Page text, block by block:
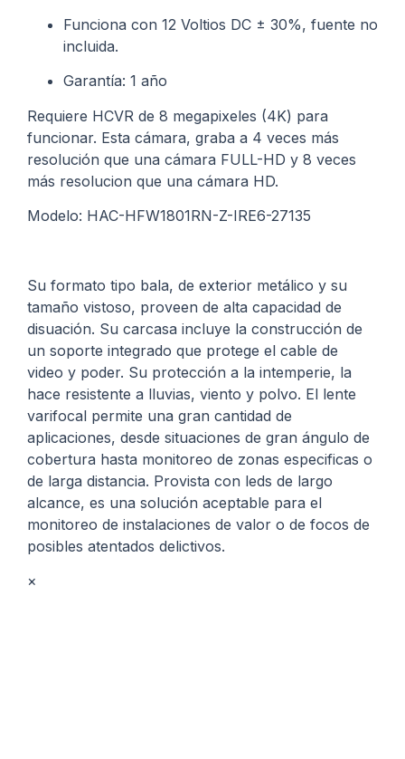
Funciona con 12 Voltios DC ± 30%, fuente no
incluida.
Garantía: 1 año
Requiere HCVR de 8 megapixeles (4K) para
funcionar. Esta cámara, graba a 4 veces más
resolución que una cámara FULL-HD y 8 veces
más resolucion que una cámara HD.
Modelo: HAC-HFW1801RN-Z-IRE6-27135
Su formato tipo bala, de exterior metálico y su
tamaño vistoso, proveen de alta capacidad de
disuación. Su carcasa incluye la construcción de
un soporte integrado que protege el cable de
video y poder. Su protección a la intemperie, la
hace resistente a lluvias, viento y polvo. El lente
varifocal permite una gran cantidad de
aplicaciones, desde situaciones de gran ángulo de
cobertura hasta monitoreo de zonas especificas o
de larga distancia. Provista con leds de largo
alcance, es una solución aceptable para el
monitoreo de instalaciones de valor o de focos de
posibles atentados delictivos.
×